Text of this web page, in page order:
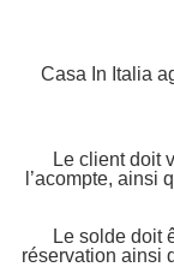
Casa In Italia
Le client doit
l’acompte, ainsi
Le solde doit
réservation ainsi